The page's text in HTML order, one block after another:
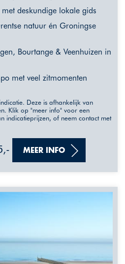
met deskundige lokale gids
natuur én Groningse
Bourtange & Veenhuizen in
met veel zitmomenten
Deze is afhankelijk van
Klik op "meer info" voor een
indicatieprijzen, of neem contact met
MEER INFO